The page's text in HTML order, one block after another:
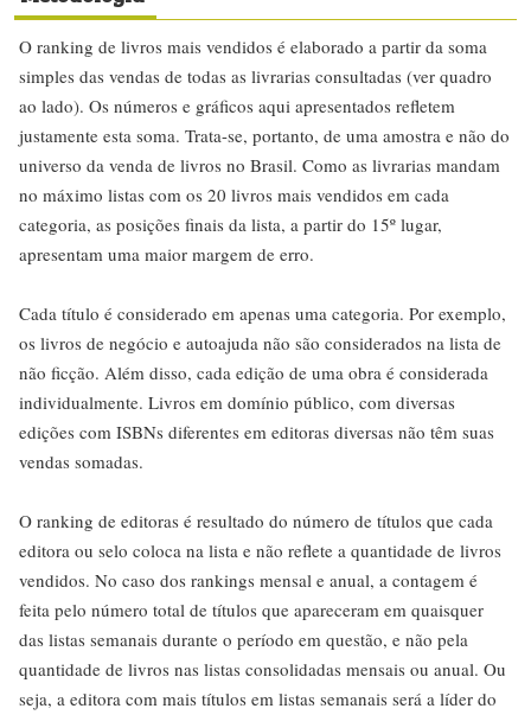
O ranking de livros mais vendidos é elaborado a partir da soma
simples das vendas de todas as livrarias consultadas (ver quadro
ao lado). Os números e gráficos aqui apresentados refletem
justamente esta soma. Trata-se, portanto, de uma amostra e não do
universo da venda de livros no Brasil. Como as livrarias mandam
no máximo listas com os 20 livros mais vendidos em cada
categoria, as posições finais da lista, a partir do 15º lugar,
apresentam uma maior margem de erro.
Cada título é considerado em apenas uma categoria. Por exemplo,
os livros de negócio e autoajuda não são considerados na lista de
não ficção. Além disso, cada edição de uma obra é considerada
individualmente. Livros em domínio público, com diversas
edições com ISBNs diferentes em editoras diversas não têm suas
vendas somadas.
O ranking de editoras é resultado do número de títulos que cada
editora ou selo coloca na lista e não reflete a quantidade de livros
vendidos. No caso dos rankings mensal e anual, a contagem é
feita pelo número total de títulos que apareceram em quaisquer
das listas semanais durante o período em questão, e não pela
quantidade de livros nas listas consolidadas mensais ou anual. Ou
seja, a editora com mais títulos em listas semanais será a líder do